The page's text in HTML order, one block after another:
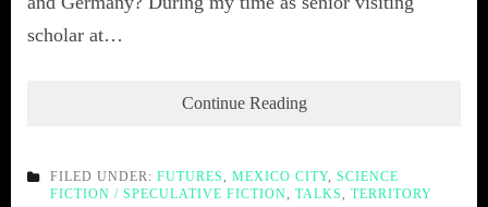
scholar at…
Continue Reading
FILED UNDER: FUTURES, MEXICO CITY, SCIENCE
FICTION / SPECULATIVE FICTION, TALKS, TERRITORY